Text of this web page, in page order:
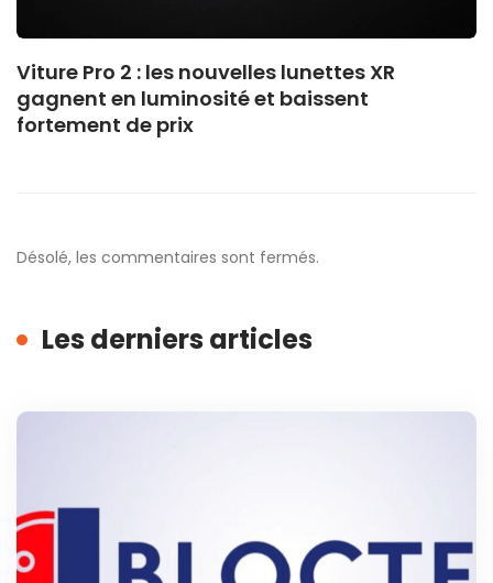
Viture Pro 2 : les nouvelles lunettes XR
gagnent en luminosité et baissent
fortement de prix
Désolé, les commentaires sont fermés.
Les derniers articles